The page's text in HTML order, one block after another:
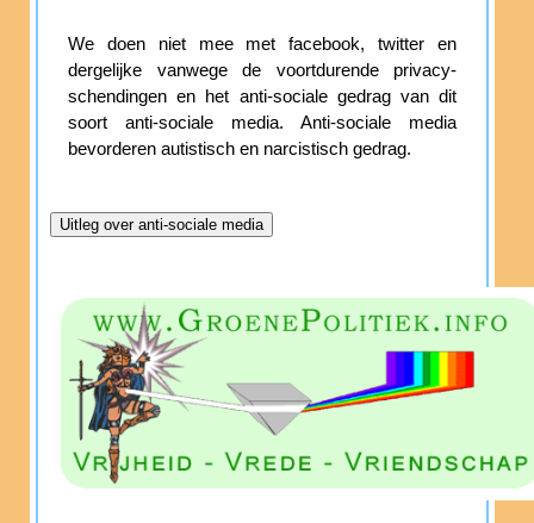
We doen niet mee met facebook, twitter en
dergelijke vanwege de voortdurende privacy-
schendingen en het anti-sociale gedrag van dit
soort anti-sociale media. Anti-sociale media
bevorderen autistisch en narcistisch gedrag.